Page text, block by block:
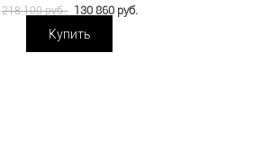
218 100 руб. 130 860 руб.
Купить